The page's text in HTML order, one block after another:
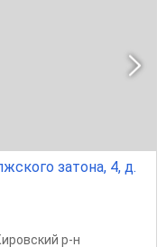
затона, 4, д.
р-н